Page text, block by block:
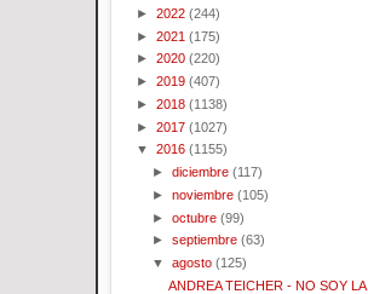
► 2022 (244)
► 2021 (175)
► 2020 (220)
► 2019 (407)
► 2018 (1138)
► 2017 (1027)
▼ 2016 (1155)
►diciembre (117)
►noviembre (105)
►octubre (99)
►septiembre (63)
▼agosto (125)
ANDREA TEICHER - NO SOY LA